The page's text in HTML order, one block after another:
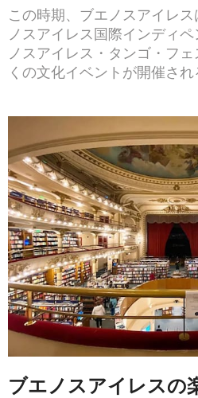
この時期、ブエノスアイレ
ノスアイレス国際インディ
ノスアイレス・タンゴ・フ
くの文化イベントが開催され
ブエノスアイレスの